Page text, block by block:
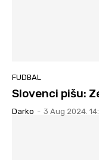
FUDBAL
Slovenci pišu:
Darko - 3 Aug 2024.